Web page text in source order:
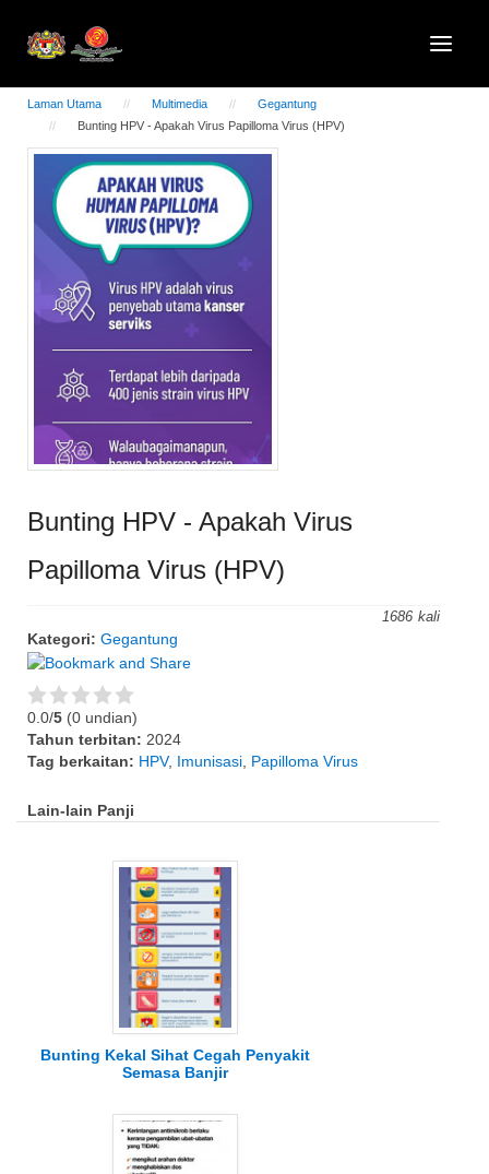
Laman Utama Multimedia
Gegantung
Bunting HPV - Apakah Virus Papilloma Virus (HPV)
Bunting HPV - Apakah Virus
Papilloma Virus (HPV)
1686
Kategori: Gegantung
0.0/5 (0 undian)
Tahun terbitan: 2024
Tag berkaitan: HPV, Imunisasi Papilloma Virus
Lain-lain Panji
Bunting Kekal Sihat Cegah Penyakit
Semasa Banjir